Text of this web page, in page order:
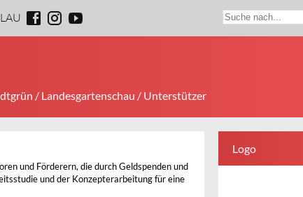
/ Landesgartenschau / Unterstützer
und Förderern, die durch Geldspenden und
und der Konzepterarbeitung für eine
Logo